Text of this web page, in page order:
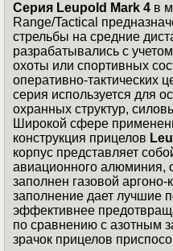
Серия Leupold Mark 4 в
Range/Tactical
стрельбы на средние
разрабатывались с
охоты или спортивных
оперативно-тактических
серия используется для
охранных структур,
Широкой сфере
конструкция прицелов
корпус представляет
авиационного алюминия,
заполнен газовой
заполнение дает лучшие
эффективнее
по сравнению с азотным
зрачок прицелов